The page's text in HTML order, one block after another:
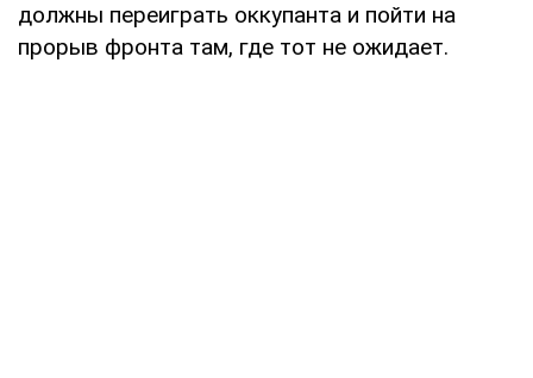
должны переиграть оккупанта и пойти на
прорыв фронта там, где тот не ожидает.